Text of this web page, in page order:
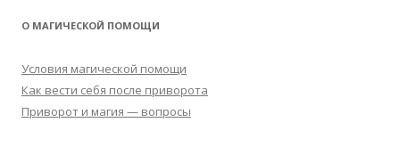
О МАГИЧЕСКОЙ ПОМОЩИ
Условия магической помощи
Как вести себя после приворота
Приворот и магия — вопросы